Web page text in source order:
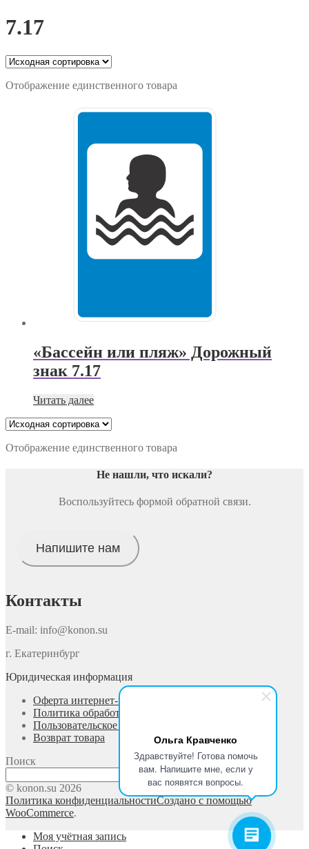
Ольга Кравченко
Здравствуйте! Готова помочь
вам. Напишите мне, если у
вас появятся вопросы.
7.17
Отображение единственного товара
«Бассейн или пляж» Дорожный
знак 7.17
Читать далее
Отображение единственного товара
Не нашли, что искали?
Воспользуйтесь формой обратной связи.
Напишите нам
Контакты
E-mail: info@konon.su
г. Екатеринбург
Юридическая информация
Оферта интернет-магазина
Политика обработки персональных данных
Пользовательское соглашение
Возврат товара
Поиск
Поиск
© konon.su 2026
Политика конфиденциальностиСоздано с помощью
WooCommerce.
Моя учётная запись